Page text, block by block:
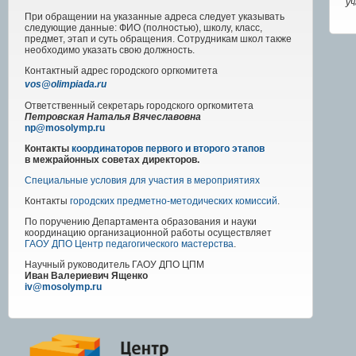
При обращении на указанные адреса следует указывать
следующие данные: ФИО (полностью), школу, класс,
предмет, этап и суть обращения. Сотрудникам школ также
необходимо указать свою должность.
Контактный адрес городского оргкомитета
vos@olimpiada.ru
Ответственный секретарь городского оргкомитета
Петровская Наталья Вячеславовна
np@mosolymp.ru
Контакты координаторов первого и второго этапов
в межрайонных советах директоров.
Специальные условия для участия в мероприятиях
Контакты городских предметно-методических комиссий.
По поручению Департамента образования и науки
координацию организационной работы осуществляет
ГАОУ ДПО Центр педагогического мастерства.
Научный руководитель ГАОУ ДПО ЦПМ
Иван Валериевич Ященко
iv@mosolymp.ru